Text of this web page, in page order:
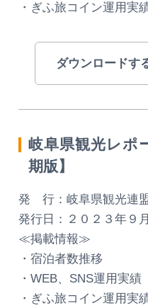
・ぎふ旅コイン運用実
ダウンロードす
岐阜県観光レポ
期版】
発 行：岐阜県観光連
発行日：２０２３年９
≪掲載情報≫
・宿泊者数推移
・WEB、SNS運用実績
・ぎふ旅コイン運用実